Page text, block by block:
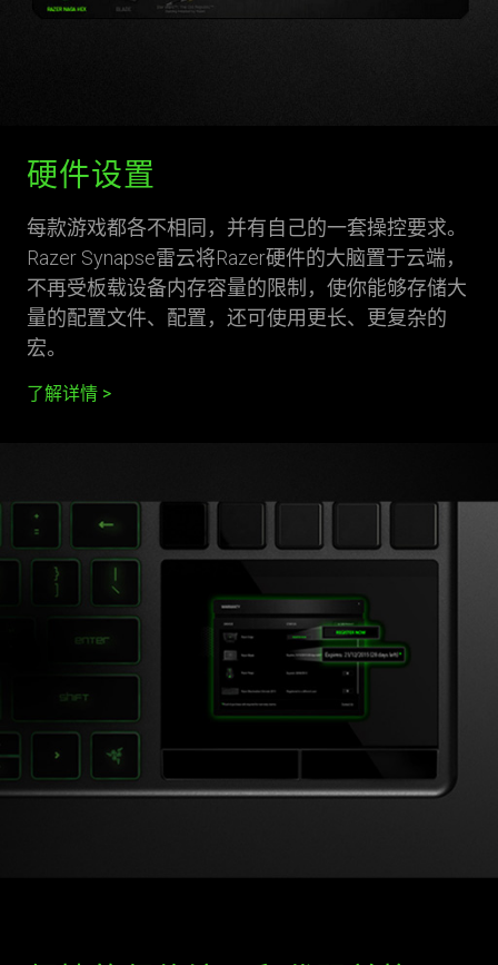
硬件设置
每款游戏都各不相同，并有自己的一套操控要求。
Razer Synapse雷云将Razer硬件的大脑置于云端，
不再受板载设备内存容量的限制，使你能够存储大
量的配置文件、配置，还可使用更长、更复杂的
宏。
了解详情